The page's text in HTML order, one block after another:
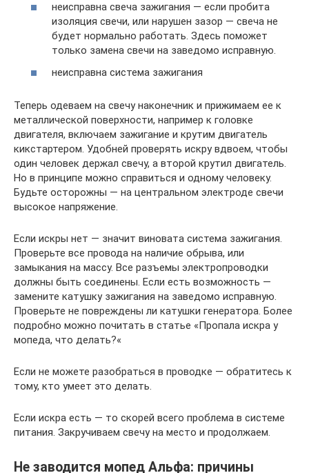
неисправна свеча зажигания — если пробита
изоляция свечи, или нарушен зазор — свеча не
будет нормально работать. Здесь поможет
только замена свечи на заведомо исправную.
неисправна система зажигания
Теперь одеваем на свечу наконечник и прижимаем ее к
металлической поверхности, например к головке
двигателя, включаем зажигание и крутим двигатель
кикстартером. Удобней проверять искру вдвоем, чтобы
один человек держал свечу, а второй крутил двигатель.
Но в принципе можно справиться и одному человеку.
Будьте осторожны — на центральном электроде свечи
высокое напряжение.
Если искры нет — значит виновата система зажигания.
Проверьте все провода на наличие обрыва, или
замыкания на массу. Все разъемы электропроводки
должны быть соединены. Если есть возможность —
замените катушку зажигания на заведомо исправную.
Проверьте не повреждены ли катушки генератора. Более
подробно можно почитать в статье «Пропала искра у
мопеда, что делать?«
Если не можете разобраться в проводке — обратитесь к
тому, кто умеет это делать.
Если искра есть — то скорей всего проблема в системе
питания. Закручиваем свечу на место и продолжаем.
Не заводится мопед Альфа: причины